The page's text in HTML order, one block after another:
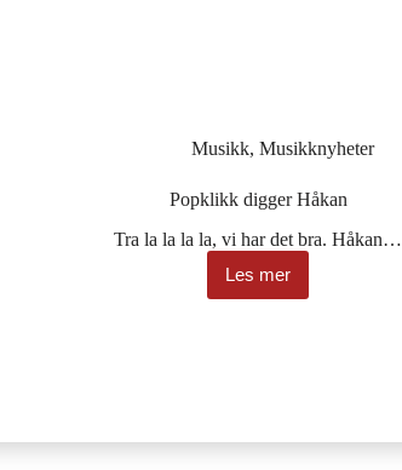
Musikk, Musikknyheter
Popklikk digger Håkan
Tra la la la la, vi har det bra. Håkan…
Les mer
Popklikk
digger